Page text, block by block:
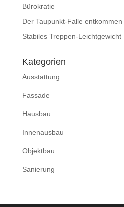
Bürokratie
Der Taupunkt-Falle entkommen
Stabiles Treppen-Leichtgewicht
Kategorien
Ausstattung
Fassade
Hausbau
Innenausbau
Objektbau
Sanierung